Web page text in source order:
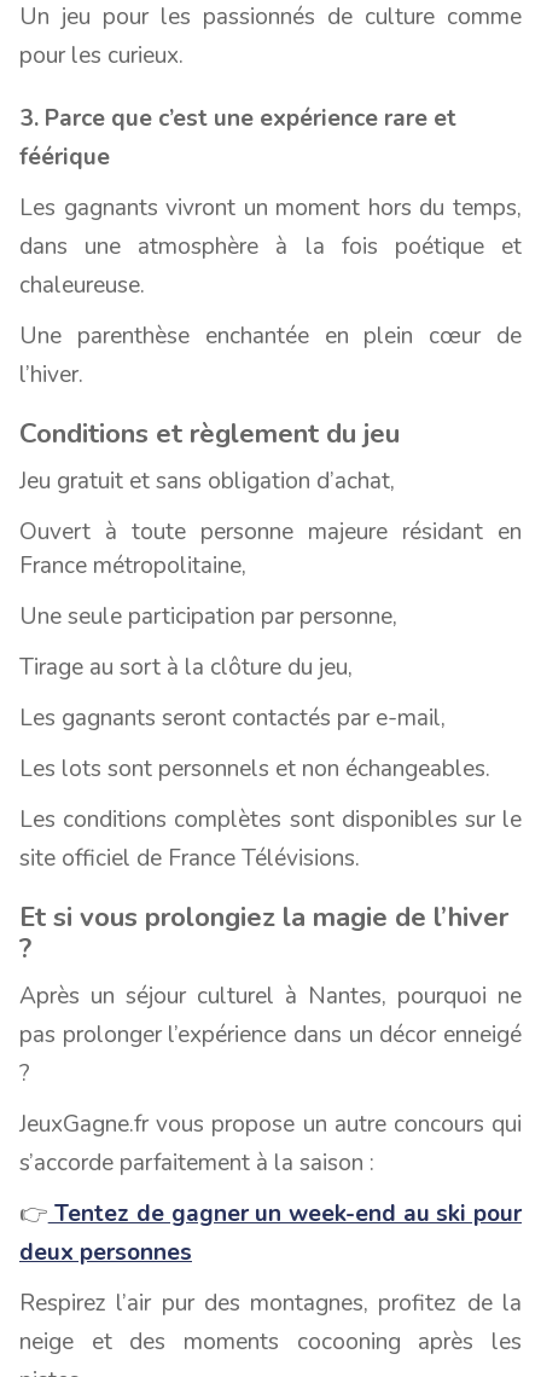
Un jeu pour les passionnés de culture comme
pour les curieux.
3. Parce que c’est une expérience rare et
féérique
Les gagnants vivront un moment hors du temps,
dans une atmosphère à la fois poétique et
chaleureuse.
Une parenthèse enchantée en plein cœur de
l’hiver.
Conditions et règlement du jeu
Jeu gratuit et sans obligation d’achat,
Ouvert à toute personne majeure résidant en
France métropolitaine,
Une seule participation par personne,
Tirage au sort à la clôture du jeu,
Les gagnants seront contactés par e-mail,
Les lots sont personnels et non échangeables.
Les conditions complètes sont disponibles sur le
site officiel de France Télévisions.
Et si vous prolongiez la magie de l’hiver
?
Après un séjour culturel à Nantes, pourquoi ne
pas prolonger l’expérience dans un décor enneigé
?
JeuxGagne.fr vous propose un autre concours qui
s’accorde parfaitement à la saison :
👉Tentez de gagner un week-end au ski pour
deux personnes
Respirez l’air pur des montagnes, profitez de la
neige et des moments cocooning après les